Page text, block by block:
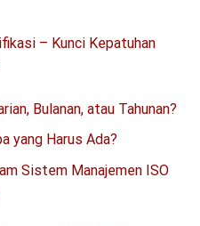
– Kunci Kepatuhan
Bulanan, atau Tahunan?
yang Harus Ada?
Sistem Manajemen ISO